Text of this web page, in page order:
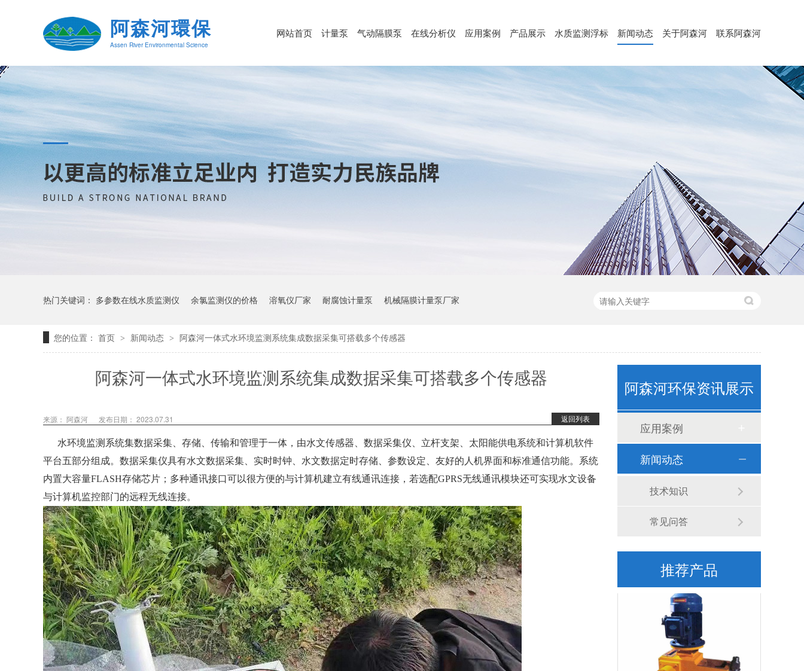
阿森河環保
Assen River Environmental Science
网站首页 计量泵 气动隔膜泵 在线分析仪 应用案例 产品展示 水质监测浮标 新闻动态 关于阿森河 联系阿森河
热门关键词： 多参数在线水质监测仪 余氯监测仪的价格 溶氧仪厂家 耐腐蚀计量泵 机械隔膜计量泵厂家
您的位置： 首页 > 新闻动态 > 阿森河一体式水环境监测系统集成数据采集可搭载多个传感器
阿森河一体式水环境监测系统集成数据采集可搭载多个传感器
返回列表
来源： 阿森河 发布日期： 2023.07.31
水环境监测系统集数据采集、存储、传输和管理于一体，由水文传感器、数据采集仪、立杆支架、太阳能供电系统和计算机软件
平台五部分组成。数据采集仪具有水文数据采集、实时时钟、水文数据定时存储、参数设定、友好的人机界面和标准通信功能。系统
内置大容量FLASH存储芯片；多种通讯接口可以很方便的与计算机建立有线通讯连接，若选配GPRS无线通讯模块还可实现水文设备
与计算机监控部门的远程无线连接。
阿森河环保资讯展示
应用案例
新闻动态
技术知识
常见问答
推荐产品
水质监测浮标（ASH-600）
卧式计量泵(1)